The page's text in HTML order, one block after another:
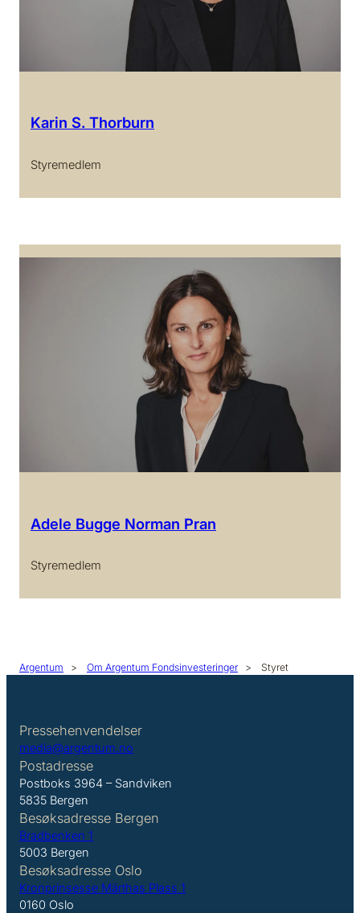
Karin S. Thorburn
Styremedlem
Adele Bugge Norman Pran
Styremedlem
Argentum > Om Argentum Fondsinvesteringer > Styret
Pressehenvendelser
media@argentum.no
Postadresse
Postboks 3964 – Sandviken
5835 Bergen
Besøksadresse Bergen
Bradbenken 1
5003 Bergen
Besøksadresse Oslo
Kronprinsesse Märthas Plass 1
0160 Oslo